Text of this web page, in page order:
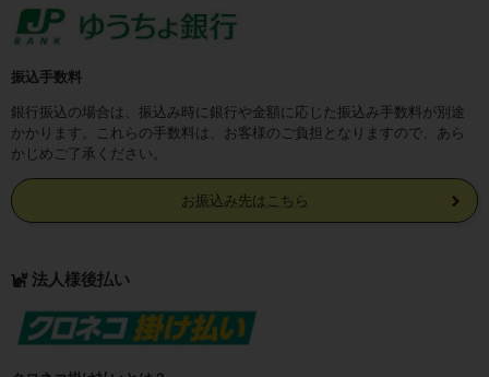
振込手数料
銀行振込の場合は、振込み時に銀行や金額に応じた振込み手数料が別途
かかります。これらの手数料は、お客様のご負担となりますので、あら
かじめご了承ください。
お振込み先はこちら
法人様後払い